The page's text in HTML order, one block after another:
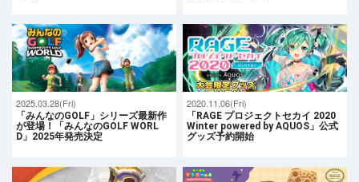
2025.03.28(Fri)
「みんなのGOLF」シリーズ最新作
が登場！「みんなのGOLF WORL
D」2025年発売決定
2020.11.06(Fri)
「RAGE プロジェクトセカイ 2020
Winter powered by AQUOS」公式
グッズ予約開始